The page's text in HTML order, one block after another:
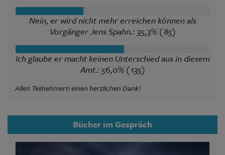
Nein, er wird nicht mehr erreichen können als
Vorgänger Jens Spahn.: 35,3% (85)
Ich glaube er macht keinen Unterschied aus in diesem
Amt.: 56,0% (135)
Allen Teilnehmern einen herzlichen Dank!
Bücher im Gespräch